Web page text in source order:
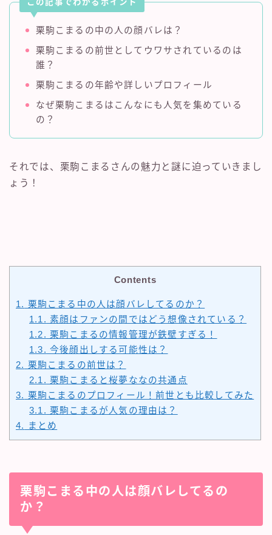
この記事でわかるポイント
栗駒こまるの中の人の顔バレは？
栗駒こまるの前世としてウワサされているのは
誰？
栗駒こまるの年齢や詳しいプロフィール
なぜ栗駒こまるはこんなにも人気を集めている
の？
それでは、栗駒こまるさんの魅力と謎に迫っていきまし
ょう！
Contents
1. 栗駒こまる中の人は顔バレしてるのか？
1.1. 素顔はファンの間ではどう想像されている？
1.2. 栗駒こまるの情報管理が鉄壁すぎる！
1.3. 今後顔出しする可能性は？
2. 栗駒こまるの前世は？
2.1. 栗駒こまると桜夢ななの共通点
3. 栗駒こまるのプロフィール！前世とも比較してみた
3.1. 栗駒こまるが人気の理由は？
4.
まとめ
栗駒こまる中の人は顔バレしてるの
か？